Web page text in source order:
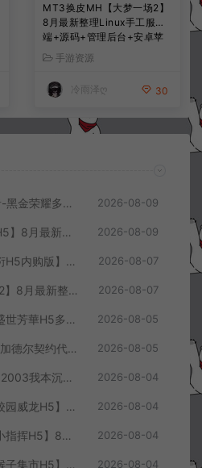
MT3换皮MH【大梦一场2】
8月最新整理Linux手工服务
端+源码+管理后台+安卓苹
果双端+详细搭建教程+视频
教程
手游资源
冷雨泽ღ 30
卡牌回合手游【火影忍者-黑金荣耀多区跨服平台币内购版】8月最新整理Linux手工服务端+CDK授权后台+安卓+详细搭建教程+视频教程 2026-08-09
三网H5游戏【萌斗三国H5】8月最新整理Win一键服务端+GM充值后台+简易安卓客户端+详细搭建教程+视频教程 2026-08-09
三网H5游戏【九州长生衍H5内购版】8月最新整理Linux手工服务端+管理后台+GM授权后台+简易安卓客户端+详细搭建教程+视频教程 2026-08-07
MT3换皮MH【大梦一场2】8月最新整理Linux手工服务端+源码+管理后台+安卓苹果双端+详细搭建教程+视频教程 2026-08-07
三网H5宫斗养成游戏【盛世芳華H5多区跨服代金券内购优化版】8月最新整理Linux手工服务端+CDK授权后台+全资源安卓+详细搭建教程+视频教程 2026-08-05
AFK卡牌即时对战手游【加德尔契约代金券内购修复版】8月最新整理Linux手工服务端+前后端全套源码+CDK授权后台+安卓苹果双端+详细搭建教程+视频教程 2026-08-05
RED三端引擎传奇手游【2003我本沉默三职业】8月最新整理Win一键服务端+PC安卓+详细搭建教程 2026-08-04
三网H5格斗游戏【热血校园威龙H5】8月最新整理Linux手工服务端+Win一键服务端+解压即玩+简易安卓客户端+详细搭建教程 2026-08-04
三网H5射击游戏【战场小指挥H5】8月最新整理Linux手工服务端+Win一键服务端+解压即玩+简易安卓客户端+详细搭建教程 2026-08-04
三网H5模拟经营游戏【猴子集市H5】8月最新整理Linux手工服务端+Win一键服务端+解压即玩+简易安卓客户端+详细搭建教程 2026-08-04